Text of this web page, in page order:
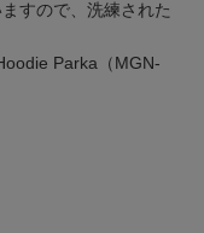
すので、洗練された
Parka（MGN-